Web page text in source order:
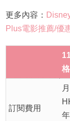
更多內容：
Plus電影推薦/優
格
訂閱費用